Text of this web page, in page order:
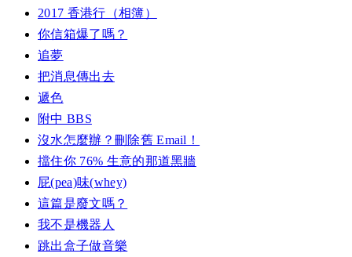
2017 香港行（相簿）
你信箱爆了嗎？
追夢
把消息傳出去
遞色
附中 BBS
沒水怎麼辦？刪除舊 Email！
擋住你 76% 生意的那道黑牆
屁(pea)味(whey)
這篇是廢文嗎？
我不是機器人
跳出盒子做音樂